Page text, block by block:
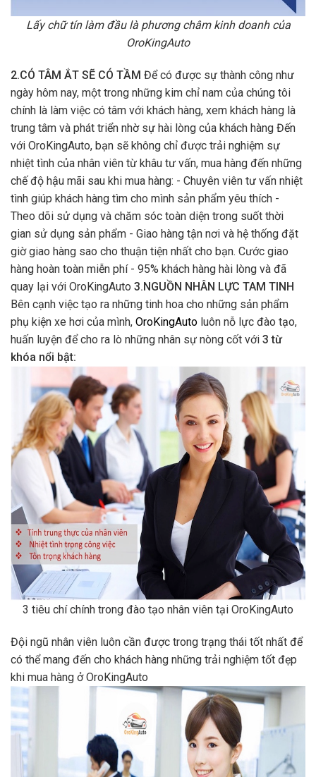
Lấy chữ tín làm đầu là phương châm kinh doanh của
OroKingAuto
2.CÓ TÂM ẮT SẼ CÓ TẦM Để có được sự thành công như
ngày hôm nay, một trong những kim chỉ nam của chúng tôi
chính là làm việc có tâm với khách hàng, xem khách hàng là
trung tâm và phát triển nhờ sự hài lòng của khách hàng Đến
với OroKingAuto, bạn sẽ không chỉ được trải nghiệm sự
nhiệt tình của nhân viên từ khâu tư vấn, mua hàng đến những
chế độ hậu mãi sau khi mua hàng: - Chuyên viên tư vấn nhiệt
tình giúp khách hàng tìm cho mình sản phẩm yêu thích -
Theo dõi sử dụng và chăm sóc toàn diện trong suốt thời
gian sử dụng sản phẩm - Giao hàng tận nơi và hệ thống đặt
giờ giao hàng sao cho thuận tiện nhất cho bạn. Cước giao
hàng hoàn toàn miễn phí - 95% khách hàng hài lòng và đã
quay lại với OroKingAuto 3.NGUỒN NHÂN LỰC TAM TINH
Bên cạnh việc tạo ra những tinh hoa cho những sản phẩm
phụ kiện xe hơi của mình, OroKingAuto luôn nỗ lực đào tạo,
huấn luyện để cho ra lò những nhân sự nòng cốt với 3 từ
khóa nổi bật:
3 tiêu chí chính trong đào tạo nhân viên tại OroKingAuto
Đội ngũ nhân viên luôn cần được trong trạng thái tốt nhất để
có thể mang đến cho khách hàng những trải nghiệm tốt đẹp
khi mua hàng ở OroKingAuto